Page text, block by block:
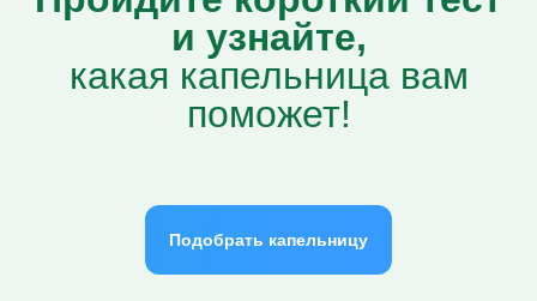
и узнайте,
какая капельница вам
поможет!
Подобрать капельницу